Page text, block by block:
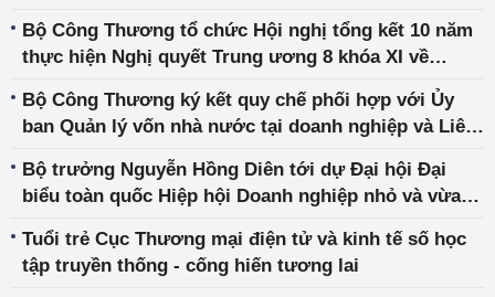
Bộ Công Thương tổ chức Hội nghị tổng kết 10 năm
thực hiện Nghị quyết Trung ương 8 khóa XI về
Bộ Công Thương ký kết quy chế phối hợp với Ủy
ban Quản lý vốn nhà nước tại doanh nghiệp và Liên
Bộ trưởng Nguyễn Hồng Diên tới dự Đại hội Đại
biểu toàn quốc Hiệp hội Doanh nghiệp nhỏ và vừa
Tuổi trẻ Cục Thương mại điện tử và kinh tế số học
tập truyền thống - cống hiến tương lai